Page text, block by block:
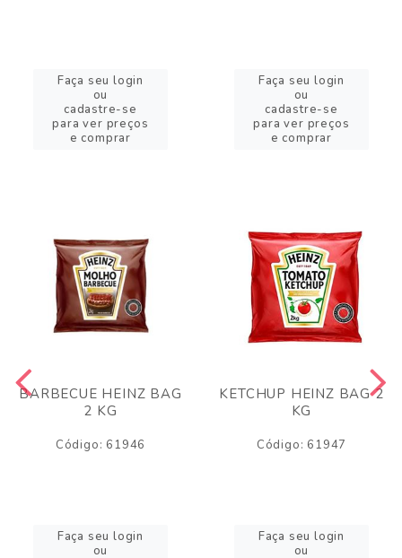
Faça seu login
ou
cadastre-se
para ver preços
e comprar
Faça seu login
ou
cadastre-se
para ver preços
e comprar
BARBECUE HEINZ BAG
2 KG
Código: 61946
Faça seu login
ou
KETCHUP HEINZ BAG 2
KG
Código: 61947
Faça seu login
ou